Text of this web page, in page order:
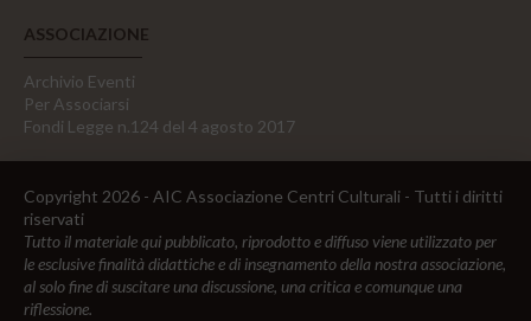
ASSOCIAZIONE
Archivio Eventi
Per Associarsi
Fondi Legge n.124 del 4 agosto 2017
Copyright 2026 - AIC Associazione Centri Culturali - Tutti i diritti
riservati
Tutto il materiale qui pubblicato, riprodotto e diffuso viene utilizzato per
le esclusive finalità didattiche e di insegnamento della nostra associazione,
al solo fine di suscitare una discussione, una critica e comunque una
riflessione.